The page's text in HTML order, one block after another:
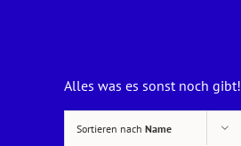
Alles was es sonst noch gibt!
Sortieren nach Name